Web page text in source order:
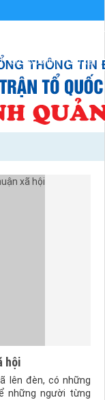
Trị
Sơ đồ cổng Liên kết
hội
lên đèn, có những
những người từng